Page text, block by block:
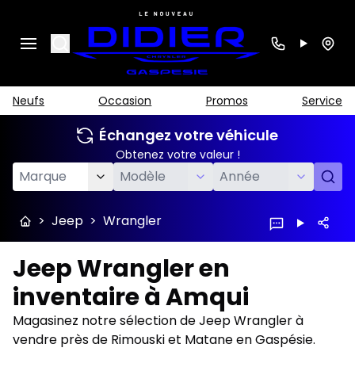
Search
Neufs Occasion Promos Service
Échangez votre véhicule
Obtenez votre valeur !
> Jeep > Wrangler
Jeep Wrangler en
inventaire à Amqui
Magasinez notre sélection de Jeep Wrangler à
vendre près de Rimouski et Matane en Gaspésie.